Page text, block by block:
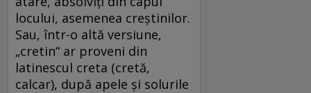
locului, asemenea creştinilor.
Sau, într-o altă versiune,
„cretin“ ar proveni din
latinescul creta (cretă,
calcar), după apele şi solurile